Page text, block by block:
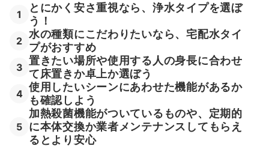
1
とにかく安さ重視なら、浄水タイプを選ぼ
う！
2
水の種類にこだわりたいなら、宅配水タイ
プがおすすめ
3
置きたい場所や使用する人の身長に合わせ
て床置きか卓上か選ぼう
4
使用したいシーンにあわせた機能があるか
も確認しよう
5
加熱殺菌機能がついているものや、定期的
に本体交換か業者メンテナンスしてもらえ
るとより安心